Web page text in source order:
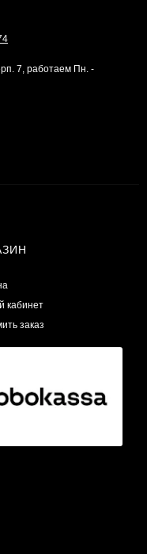
7, работаем Пн. -
кабинет
заказ